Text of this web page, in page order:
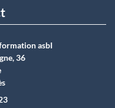
asbI
36